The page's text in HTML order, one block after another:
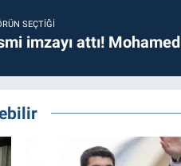
SEÇTIĞI
imzayı attı!